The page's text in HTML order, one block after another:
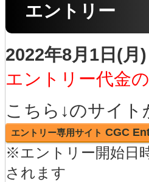
エントリー
2022年8月1日(月
エントリー代金
こちら↓のサイ
エントリー専用サイト CGC
※エントリー開始日
されます